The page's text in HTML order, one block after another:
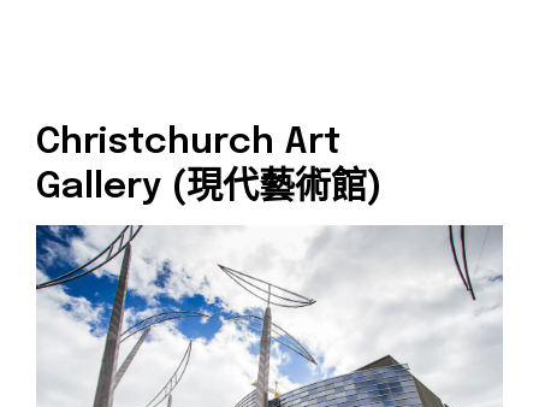
Christchurch Art
Gallery (現代藝術館)